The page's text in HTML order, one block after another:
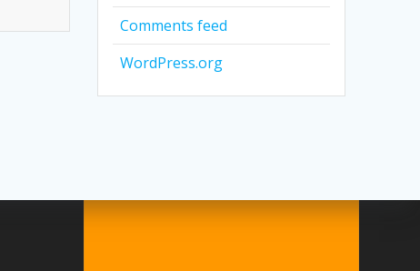
Comments feed
WordPress.org